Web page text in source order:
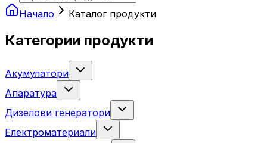
Начало Каталог продукти
Категории продукти
Акумулатори
Апаратура
Дизелови генератори
Електроматериали